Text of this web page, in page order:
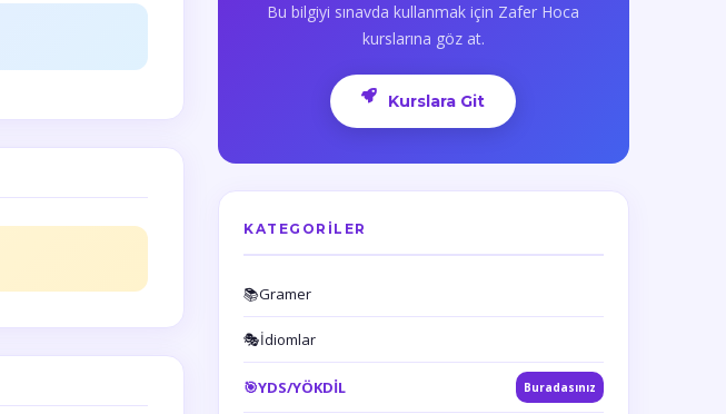
Bu bilgiyi sınavda kullanmak için Zafer Hoca
kurslarına göz at.
Kurslara Git
KATEGORILER
📚Gramer
🎭İdiomlar
🎯YDS/YÖKDİL Buradasınız